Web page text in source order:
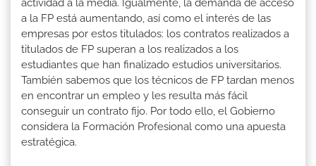
actividad a la media. Igualmente, la demanda de acceso
a la FP está aumentando, así como el interés de las
empresas por estos titulados: los contratos realizados a
titulados de FP superan a los realizados a los
estudiantes que han finalizado estudios universitarios.
También sabemos que los técnicos de FP tardan menos
en encontrar un empleo y les resulta más fácil
conseguir un contrato fijo. Por todo ello, el Gobierno
considera la Formación Profesional como una apuesta
estratégica.